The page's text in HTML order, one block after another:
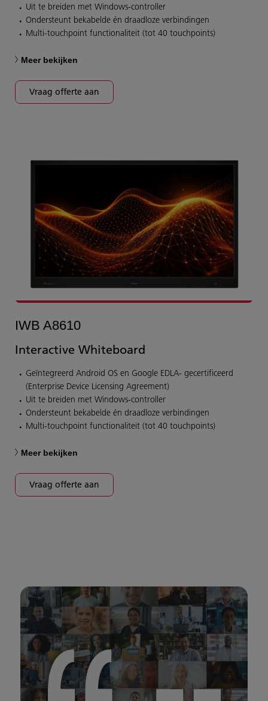
Uit te breiden met Windows-controller
Ondersteunt bekabelde én draadloze verbindingen
Multi-touchpoint functionaliteit (tot 40 touchpoints)
Meer bekijken
Vraag offerte aan
IWB A8610
Interactive Whiteboard
Geïntegreerd Android OS en Google EDLA- gecertificeerd
(Enterprise Device Licensing Agreement)
Uit te breiden met Windows-controller
Ondersteunt bekabelde én draadloze verbindingen
Multi-touchpoint functionaliteit (tot 40 touchpoints)
Meer bekijken
Vraag offerte aan